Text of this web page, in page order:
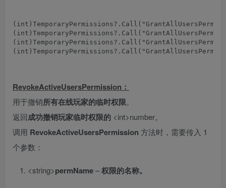
( int ) TemporaryPermissions?. Call (
( int ) TemporaryPermissions?. Call (
( int ) TemporaryPermissions?. Call (
( int ) TemporaryPermissions?. Call (
RevokeActiveUsersPermission：
用于撤销所有在线玩家的临时权限。
返回成功撤销玩家临时权限的 <int>number。
调用 RevokeActiveUsersPermission 方法时，需要传入 1
个参数：
<string>permName–权限的名称。